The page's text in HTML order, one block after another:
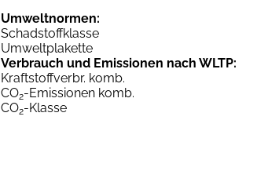
Umweltnormen:
Schadstoffklasse
Umweltplakette
Verbrauch und Emissionen nach WLTP:
Kraftstoffverbr. komb.
CO2-Emissionen komb.
CO2-Klasse